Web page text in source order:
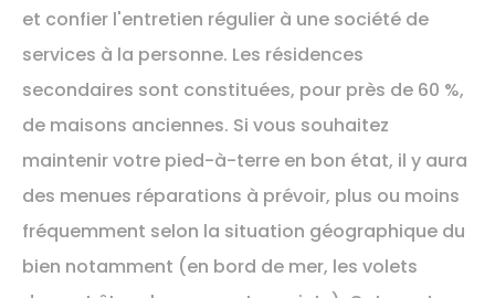
et confier l'entretien régulier à une société de
services à la personne. Les résidences
secondaires sont constituées, pour près de 60 %,
de maisons anciennes. Si vous souhaitez
maintenir votre pied-à-terre en bon état, il y aura
des menues réparations à prévoir, plus ou moins
fréquemment selon la situation géographique du
bien notamment (en bord de mer, les volets